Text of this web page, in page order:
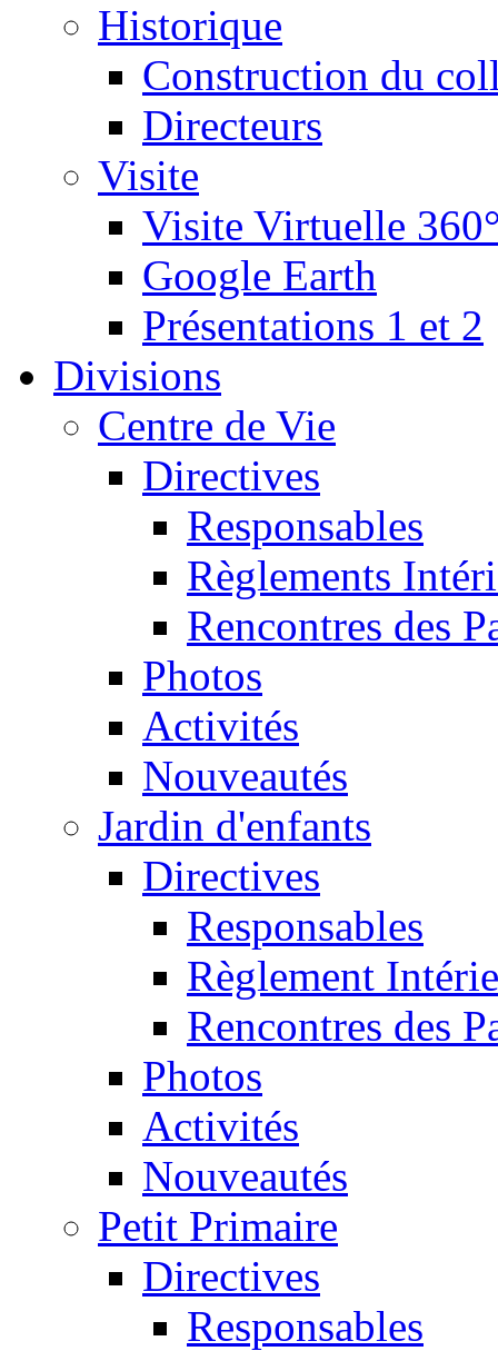
Historique
Construction du
Directeurs
Visite
Visite Virtuelle
Google Earth
Présentations 1 et 2
Divisions
Centre de Vie
Directives
Responsables
Règlements
Rencontres des
Photos
Activités
Nouveautés
Jardin d'enfants
Directives
Responsables
Règlement
Rencontres des
Photos
Activités
Nouveautés
Petit Primaire
Directives
Responsables